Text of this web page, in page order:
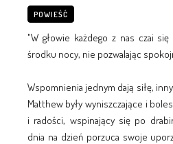
POWIEŚĆ
"W głowie każdego z nas czai
środku nocy, nie pozwalając
Wspomnienia jednym dają siłę,
Matthew były wyniszczające i
i radości, wspinający się po
dnia na dzień porzuca swoje